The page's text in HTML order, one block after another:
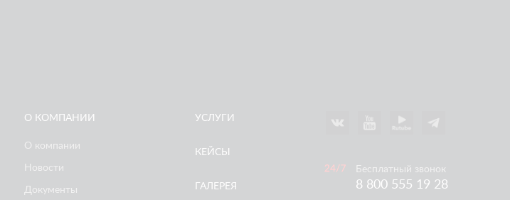
О КОМПАНИИ
О компании
Новости
Документы
УСЛУГИ
КЕЙСЫ
ГАЛЕРЕЯ
Бесплатный звонок
8 800 555 19 28